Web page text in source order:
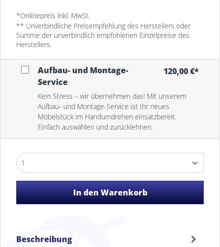
Beschreibung
*Onlinepreis inkl. MwSt.
** Unverbindliche Preisempfehlung des Herstellers oder
Summe der unverbindlich empfohlenen Einzelpreise des
Herstellers.
MEYERHOFF Osterholz-
Scharmbeck
Aufbau- und Montage-
Service
Kein Stress – wir übernehmen das! Mit unserem
Aufbau- und Montage-Service ist Ihr neues
Möbelstück im Handumdrehen einsatzbereit.
Einfach auswählen und zurücklehnen.
120,00 €*
In den Warenkorb